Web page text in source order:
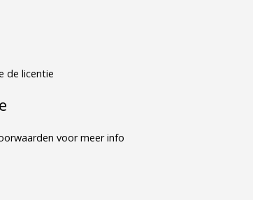
de licentie
voor meer info